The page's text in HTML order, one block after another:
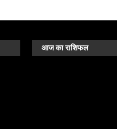
आज का राशिफल